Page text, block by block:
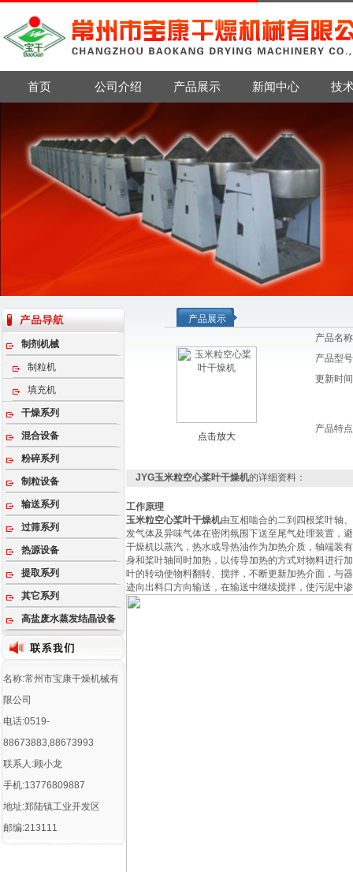
首页 公司介绍 产品展示 新闻中心 技
制剂机械
制粒机
填充机
干燥系列
混合设备
粉碎系列
制粒设备
输送系列
过筛系列
热源设备
提取系列
其它系列
高盐废水蒸发结晶设备
名称:常州市宝康干燥机械有
限公司
电话:0519-
88673883,88673993
联系人:顾小龙
手机:13776809887
地址:郑陆镇工业开发区
邮编:213111
产品展示
点击放大
产品名
产品型
更新时
产品特
JYG玉米粒空心桨叶干燥机的详细资料：
工作原理
玉米粒空心桨叶干燥机由互相啮合的二到四根桨叶轴
发气体及异味气体在密闭氛围下送至尾气处理装置，
干燥机以蒸汽，热水或导热油作为加热介质，轴端装
身和桨叶轴同时加热，以传导加热的方式对物料进行
叶的转动使物料翻转、搅拌，不断更新加热介面，与
迹向出料口方向输送，在输送中继续搅拌，使污泥中